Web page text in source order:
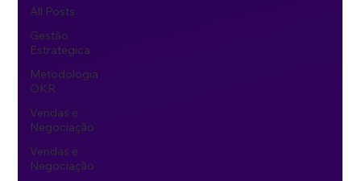
All Posts
Gestão
Estratégica
Metodologia
OKR
Vendas e
Negociação
Vendas e
Negociação